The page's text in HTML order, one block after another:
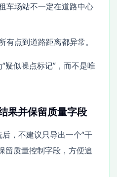
车场站不一定在道路中心
有点到道路距离都异常。
疑似噪点标记”，而不是唯
果并保留质量字段
，不建议只导出一个“干
留质量控制字段，方便追